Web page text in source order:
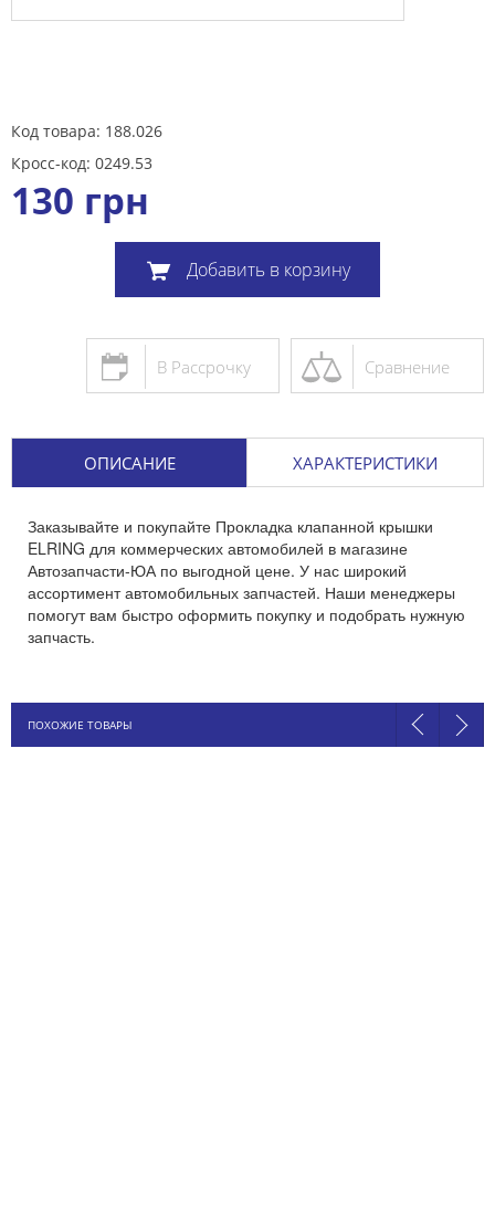
Код товара: 188.026
Кросс-код: 0249.53
130 грн
Добавить в корзину
Сравнение
В Рассрочку
ОПИСАНИЕ ХАРАКТЕРИСТИКИ
Заказывайте и покупайте Прокладка клапанной крышки
ELRING для коммерческих автомобилей в магазине
Автозапчасти-ЮА по выгодной цене. У нас широкий
ассортимент автомобильных запчастей. Наши менеджеры
помогут вам быстро оформить покупку и подобрать нужную
запчасть.
ПОХОЖИЕ ТОВАРЫ